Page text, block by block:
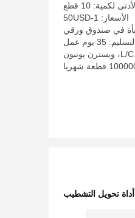
لكمية: 10 قطع
الأسعار: 1-50USD
في صندوق ورقي
35 يوم عمل
أداة تحويل التشطيب